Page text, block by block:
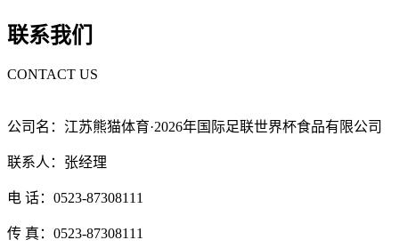
联系我们
CONTACT US
公司名：江苏熊猫体育·2026年国际足联世界杯食品有限公司
联系人：张经理
电 话：0523-87308111
传 真：0523-87308111